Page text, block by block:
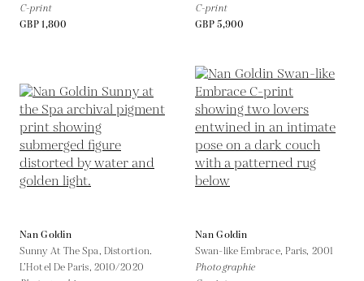
C-print
GBP 1,800
C-print
GBP 5,900
Nan Goldin
Sunny At The Spa, Distortion.
L’Hotel De Paris, 2010/2020
Nan Goldin
Swan-like Embrace, Paris, 2001
Photographie